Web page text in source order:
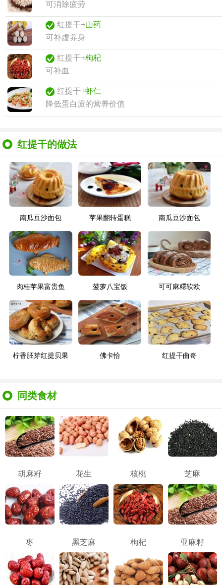
可消除疲劳
红提干+山药
可补虚养身
红提干+枸杞
可补血
红提干+虾仁
降低蛋白质的营养价值
红提干的做法
南瓜豆沙面包 苹果翻转蛋糕 南瓜豆沙面包
肉桂苹果富贵鱼 菠萝八宝饭 可可麻糬软欧
柠香胚芽红提贝果 佛卡恰 红提干曲奇
同类食材
胡麻籽 花生 核桃 芝麻
枣 黑芝麻 枸杞 亚麻籽